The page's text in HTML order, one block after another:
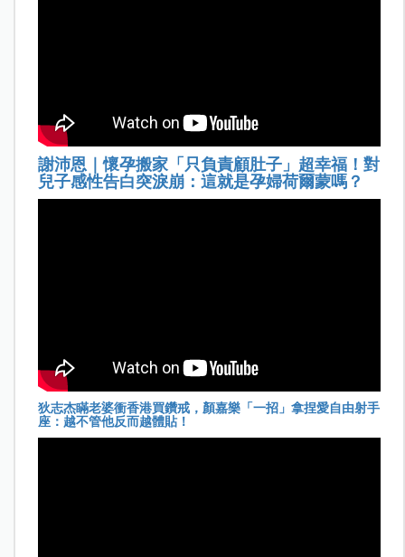
謝沛恩｜懷孕搬家「只負責顧肚子」超幸福！對
兒子感性告白突淚崩：這就是孕婦荷爾蒙嗎？
狄志杰瞞老婆衝香港買鑽戒，顏嘉樂「一招」拿捏愛自由射手
座：越不管他反而越體貼！